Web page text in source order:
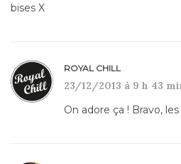
bises X
ROYAL CHILL
23/12/2013 à 9 h 43
On adore ça ! Bravo,